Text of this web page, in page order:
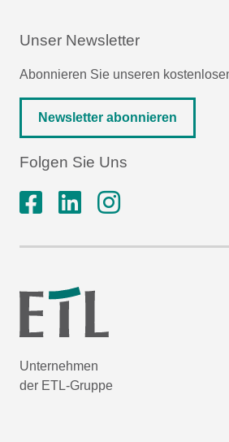
Unser Newsletter
Abonnieren Sie unseren
Newsletter abonnieren
Folgen Sie Uns
Unternehmen
der ETL-Gruppe